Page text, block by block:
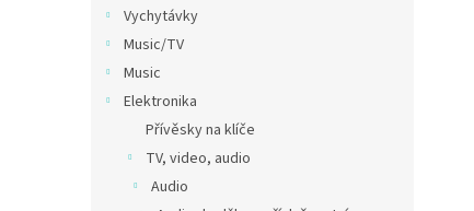
Vychytávky
Music/TV
Music
Elektronika
Přívěsky na klíče
TV, video, audio
Audio